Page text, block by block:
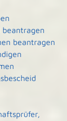
beantragen
beantragen